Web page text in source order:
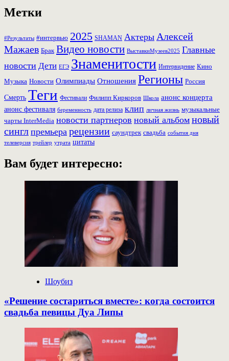
Метки
#Результаты #интервью 2025 SHAMAN Актеры Алексей
Мажаев Брак Видео новости ВыставкиМузеев2025 Главные
новости Дети ЕГЭ Знаменитости Интервидение Кино
Музыка Новости Олимпиады Отношения Регионы Россия
Смерть Теги Фестивали Филипп Киркоров Школа анонс концерта
анонс фестиваля беременность дата релиза клип личная жизнь музыкальные
чарты InterMedia новости партнеров новый альбом новый
сингл премьера рецензии саундтрек свадьба события дня
телеверсия трейлер утрата цитаты
Вам будет интересно:
Шоубиз
«Решение состариться вместе»: когда состоится
свадьба певицы Дуа Липы